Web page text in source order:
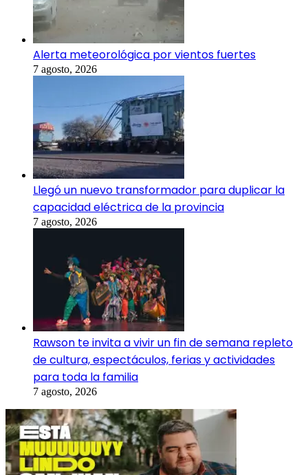
Alerta meteorológica por vientos fuertes
7 agosto, 2026
Llegó un nuevo transformador para duplicar la
capacidad eléctrica de la provincia
7 agosto, 2026
Rawson te invita a vivir un fin de semana repleto
de cultura, espectáculos, ferias y actividades
para toda la familia
7 agosto, 2026